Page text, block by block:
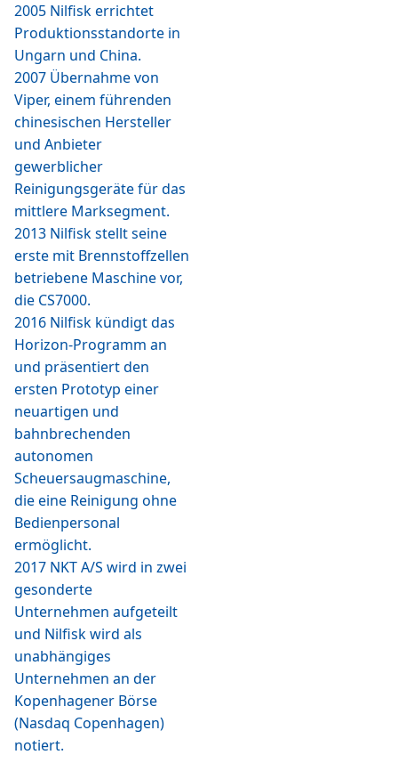
2005 Nilfisk errichtet
Produktionsstandorte in
Ungarn und China.
2007 Übernahme von
Viper, einem führenden
chinesischen Hersteller
und Anbieter
gewerblicher
Reinigungsgeräte für das
mittlere Marksegment.
2013 Nilfisk stellt seine
erste mit Brennstoffzellen
betriebene Maschine vor,
die CS7000.
2016 Nilfisk kündigt das
Horizon-Programm an
und präsentiert den
ersten Prototyp einer
neuartigen und
bahnbrechenden
autonomen
Scheuersaugmaschine,
die eine Reinigung ohne
Bedienpersonal
ermöglicht.
2017 NKT A/S wird in zwei
gesonderte
Unternehmen aufgeteilt
und Nilfisk wird als
unabhängiges
Unternehmen an der
Kopenhagener Börse
(Nasdaq Copenhagen)
notiert.